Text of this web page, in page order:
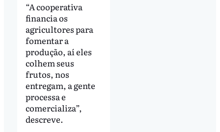
“A cooperativa
financia os
agricultores para
fomentar a
produção, aí eles
colhem seus
frutos, nos
entregam, a gente
processa e
comercializa”,
descreve.